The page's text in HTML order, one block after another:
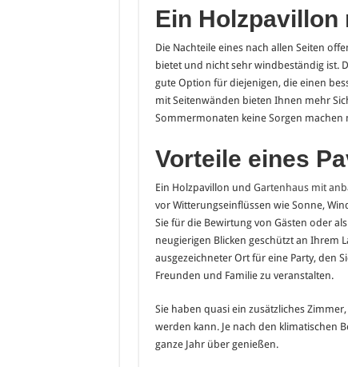
Ein Holzpavillon
Die Nachteile eines nach allen Seiten
bietet und nicht sehr windbeständig ist.
gute Option für diejenigen, die einen
mit Seitenwänden bieten Ihnen mehr
Sommermonaten keine Sorgen machen
Vorteile eines
Ein Holzpavillon und Gartenhaus mit
vor Witterungseinflüssen wie Sonne,
Sie für die Bewirtung von Gästen oder
neugierigen Blicken geschützt an Ihrem
ausgezeichneter Ort für eine Party, den
Freunden und Familie zu veranstalten.
Sie haben quasi ein zusätzliches
werden kann. Je nach den klimatischen
ganze Jahr über genießen.